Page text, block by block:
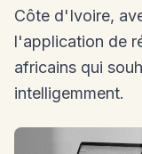
Côte d'Ivoire,
l'application de
africains qui
intelligemment.